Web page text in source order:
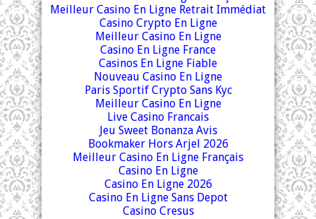
Meilleur Casino En Ligne Retrait Immédiat
Casino Crypto En Ligne
Meilleur Casino En Ligne
Casino En Ligne France
Casinos En Ligne Fiable
Nouveau Casino En Ligne
Paris Sportif Crypto Sans Kyc
Meilleur Casino En Ligne
Live Casino Francais
Jeu Sweet Bonanza Avis
Bookmaker Hors Arjel 2026
Meilleur Casino En Ligne Français
Casino En Ligne
Casino En Ligne 2026
Casino En Ligne Sans Depot
Casino Cresus